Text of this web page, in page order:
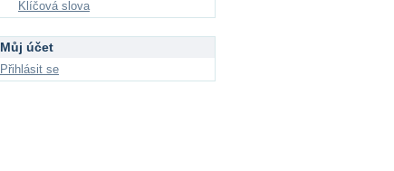
Klíčová slova
Můj účet
Přihlásit se